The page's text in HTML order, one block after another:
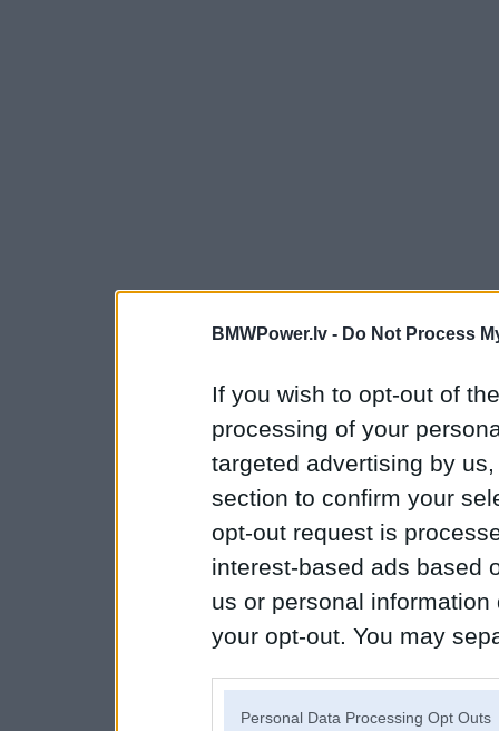
BMWPower.lv - Do Not Process
If you wish to opt-out of
processing of your
targeted advertising by
section to confirm your
opt-out request is
interest-based ads based
us or personal
your opt-out. You may
Personal Data Processing Opt Outs